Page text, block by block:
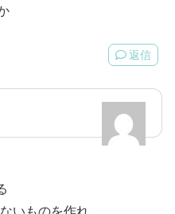
返信
いものを作れ